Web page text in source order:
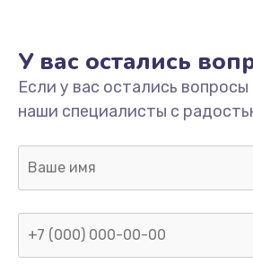
Замена/Pемонт
1300 руб.
Заказать
Ремонт
400 руб.
У вас остались
Если у вас остались
наши специалисты с